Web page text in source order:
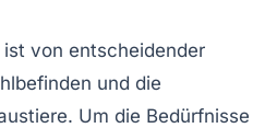
ist von entscheidender
und die
Um die Bedürfnisse